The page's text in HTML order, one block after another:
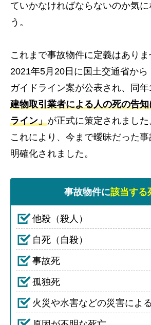
ていかなければならないのか気に
う。
これまで事故物件に定義はありま
2021年5月20日に国土交通省か
ガイドライン案が公表され、同
建物取引業者による人の死の告
ライン」が正式に策定されました
これにより、今まで曖昧だった
明確化されました。
事故物件に該当する
他殺（殺人）
自死（自殺）
事故死
孤独死
火災や水害などの災害によ